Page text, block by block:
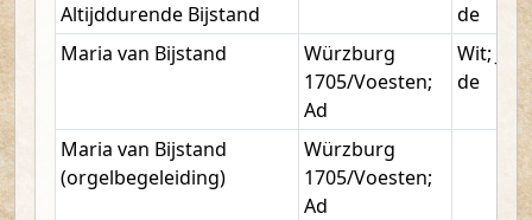
Altijddurende Bijstand
de
Maria van Bijstand
Würzburg
1705/Voesten;
Ad
Wit;
de
Maria van Bijstand
(orgelbegeleiding)
Würzburg
1705/Voesten;
Ad